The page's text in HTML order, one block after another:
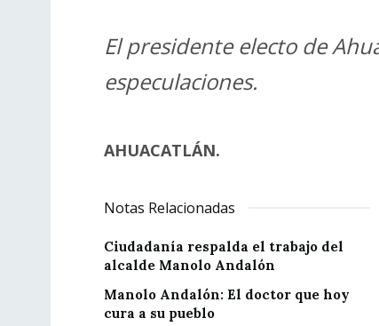
El presidente electo de
especulaciones.
AHUACATLÁN.
Notas Relacionadas
Ciudadanía respalda el trabajo del
alcalde Manolo Andalón
Manolo Andalón: El doctor que hoy
cura a su pueblo